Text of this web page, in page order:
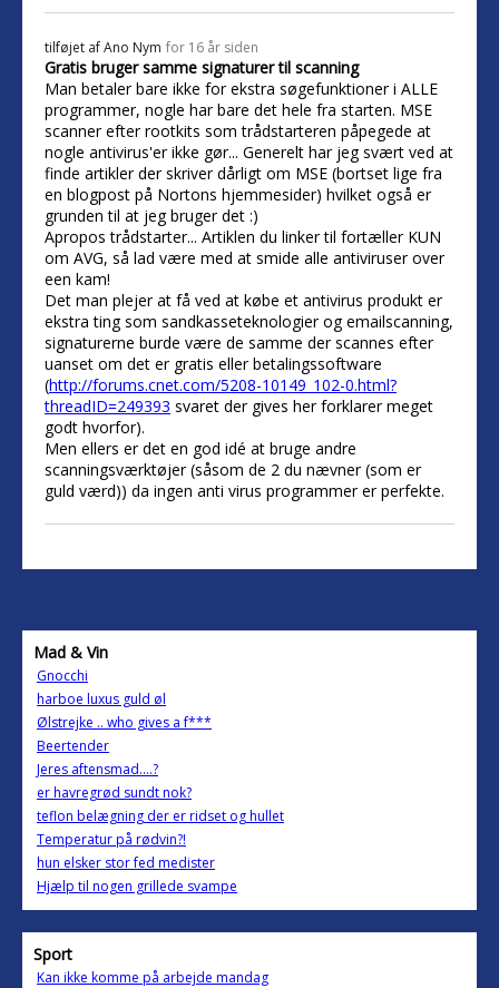
tilføjet afAno Nym for 16 år siden
Gratis bruger samme signaturer til scanning
Man betaler bare ikke for ekstra søgefunktioner i ALLE
programmer, nogle har bare det hele fra starten. MSE
scanner efter rootkits som trådstarteren påpegede at
nogle antivirus'er ikke gør... Generelt har jeg svært ved at
finde artikler der skriver dårligt om MSE (bortset lige fra
en blogpost på Nortons hjemmesider) hvilket også er
grunden til at jeg bruger det :)
Apropos trådstarter... Artiklen du linker til fortæller KUN
om AVG, så lad være med at smide alle antiviruser over
een kam!
Det man plejer at få ved at købe et antivirus produkt er
ekstra ting som sandkasseteknologier og emailscanning,
signaturerne burde være de samme der scannes efter
uanset om det er gratis eller betalingssoftware
(http://forums.cnet.com/5208-10149_102-0.html?
threadID=249393 svaret der gives her forklarer meget
godt hvorfor).
Men ellers er det en god idé at bruge andre
scanningsværktøjer (såsom de 2 du nævner (som er
guld værd)) da ingen anti virus programmer er perfekte.
Mad & Vin
Gnocchi
harboe luxus guld øl
Ølstrejke .. who gives a f***
Beertender
Jeres aftensmad....?
er havregrød sundt nok?
teflon belægning der er ridset og hullet
Temperatur på rødvin?!
hun elsker stor fed medister
Hjælp til nogen grillede svampe
Sport
Kan ikke komme på arbejde mandag